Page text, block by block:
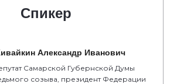
Спикер
Александр Иванович
Самарской Губернской Думы
созыва, президент Федерации